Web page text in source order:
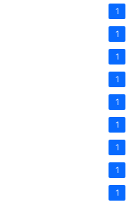
1
1
1
1
1
1
1
1
1